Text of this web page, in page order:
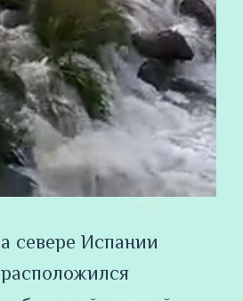
а севере Испании
расположился